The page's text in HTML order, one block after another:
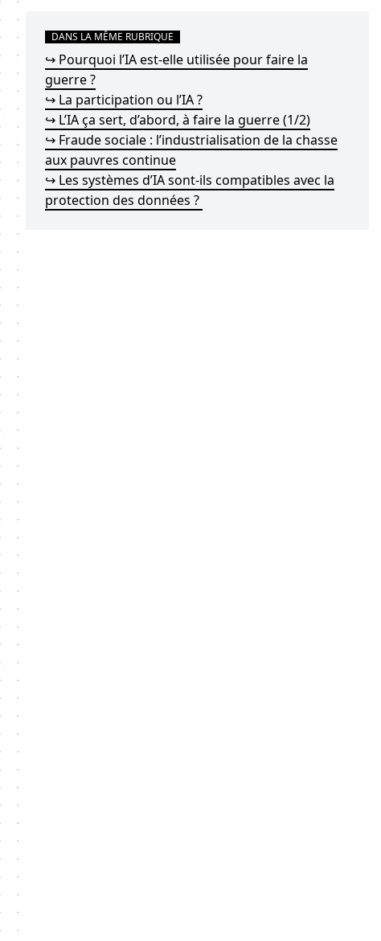
DANS LA MÊME RUBRIQUE
↪ Pourquoi l’IA est-elle utilisée pour faire la
guerre ?
↪ La participation ou l’IA ?
↪ L’IA ça sert, d’abord, à faire la guerre (1/2)
↪ Fraude sociale : l’industrialisation de la chasse
aux pauvres continue
↪ Les systèmes d’IA sont-ils compatibles avec la
protection des données ?